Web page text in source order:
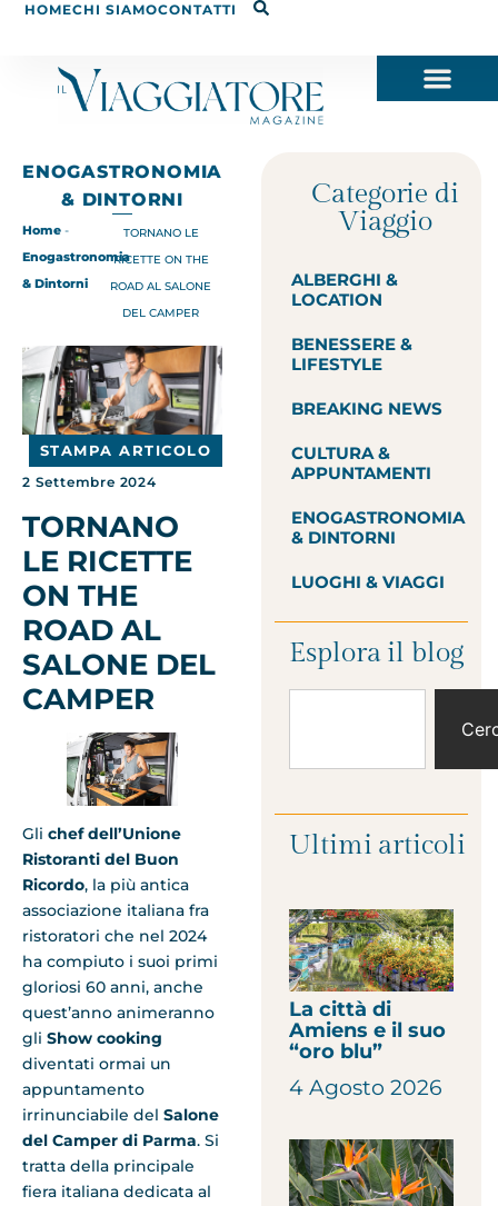
HOMECHI SIAMOCONTATTI
ENOGASTRONOMIA
& DINTORNI
Home -
Enogastronomia
& Dintorni
TORNANO LE
RICETTE ON THE
ROAD AL SALONE
DEL CAMPER
STAMPA ARTICOLO
2 Settembre 2024
TORNANO
LE RICETTE
ON THE
ROAD AL
SALONE DEL
CAMPER
Gli chef dell’Unione
Ristoranti del Buon
Ricordo, la più antica
associazione italiana fra
ristoratori che nel 2024
ha compiuto i suoi primi
gloriosi 60 anni, anche
quest’anno animeranno
gli Show cooking
diventati ormai un
appuntamento
irrinunciabile del Salone
del Camper di Parma. Si
tratta della principale
fiera italiana dedicata al
Categorie di
Viaggio
ALBERGHI &
LOCATION
BENESSERE &
LIFESTYLE
BREAKING NEWS
CULTURA &
APPUNTAMENTI
ENOGASTRONOMIA
& DINTORNI
LUOGHI & VIAGGI
Esplora il blog
Ultimi articoli
La città di
Amiens e il suo
“oro blu”
4 Agosto 2026